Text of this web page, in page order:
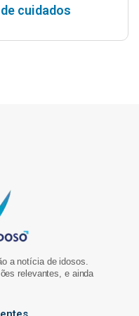
cuidados
a notícia de idosos.
relevantes, e ainda